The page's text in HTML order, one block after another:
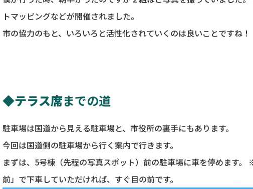
トマッピングなどが開催されました。
市の協力のもと、いろいろと活性化されていくのは良いことですね！
◆テラス席までの道
駐車場は国道から見える駐車場と、市役所の裏手にもあります。
今回は国道側の駐車場から行く案内で行きます。
まずは、5号棟（先程の写真スポット）前の駐車場に車を停めます
前」で下車していただければ、すぐ目の前です。